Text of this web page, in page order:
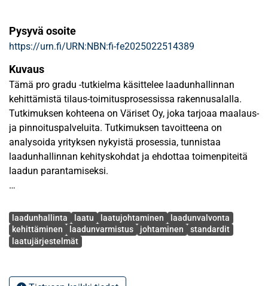
Pysyvä osoite
https://urn.fi/URN:NBN:fi-fe2025022514389
Kuvaus
Tämä pro gradu -tutkielma käsittelee laadunhallinnan
kehittämistä tilaus-toimitusprosessissa rakennusalalla.
Tutkimuksen kohteena on Väriset Oy, joka tarjoaa maalaus-
ja pinnoituspalveluita. Tutkimuksen tavoitteena on
analysoida yrityksen nykyistä prosessia, tunnistaa
laadunhallinnan kehityskohdat ja ehdottaa toimenpiteitä
laadun parantamiseksi.
laadunhallinnan keskeiset periaatteet ja mallit, kuten Total
Quality Managementin (TQM), Lean-ajattelun, Six Sigman
sekä ISO 9000 -standardit. Lisäksi käsitellään laadun ja
Avainsanat
laadunhallinta laatu laatujohtaminen
laadunvalvonta
kehittäminen
laadunvarmistus johtaminen
standardit
laatujärjestelmät